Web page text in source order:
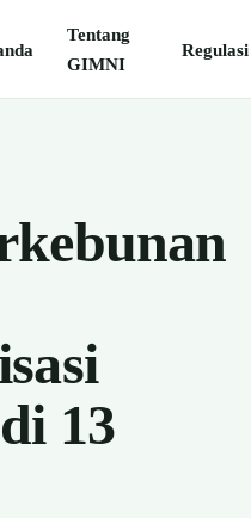
Tentang
GIMNI
Regulasi
13